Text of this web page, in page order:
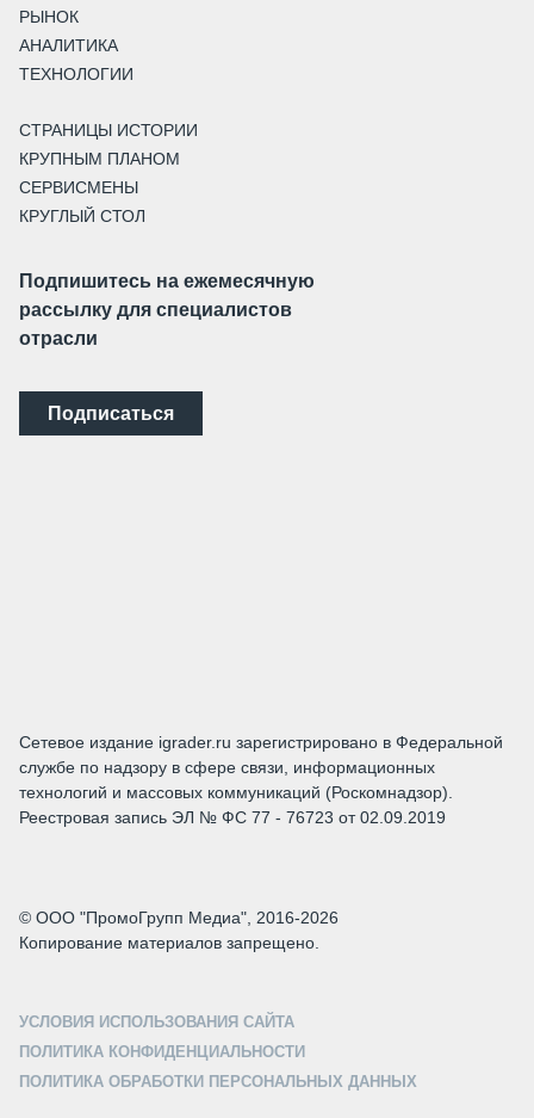
РЫНОК
АНАЛИТИКА
ТЕХНОЛОГИИ
СТРАНИЦЫ ИСТОРИИ
КРУПНЫМ ПЛАНОМ
СЕРВИСМЕНЫ
КРУГЛЫЙ СТОЛ
Подпишитесь на ежемесячную
рассылку для специалистов
отрасли
Подписаться
Сетевое издание igrader.ru зарегистрировано в Федеральной
службе по надзору в сфере связи, информационных
технологий и массовых коммуникаций (Роскомнадзор).
Реестровая запись ЭЛ № ФС 77 - 76723 от 02.09.2019
© ООО "ПромоГрупп Медиа", 2016-2026
Копирование материалов запрещено.
УСЛОВИЯ ИСПОЛЬЗОВАНИЯ САЙТА
ПОЛИТИКА КОНФИДЕНЦИАЛЬНОСТИ
ПОЛИТИКА ОБРАБОТКИ ПЕРСОНАЛЬНЫХ ДАННЫХ